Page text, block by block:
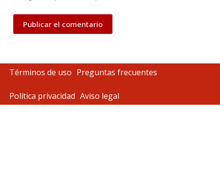
Publicar el comentario
Términos de uso Preguntas frecuentes
Política privacidad Aviso legal